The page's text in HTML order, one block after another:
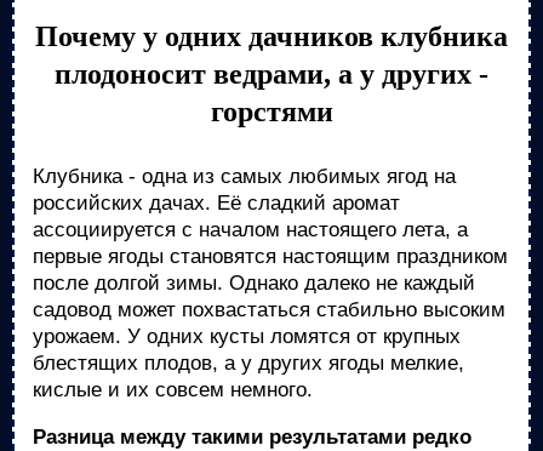
Почему у одних дачников клубника
плодоносит ведрами, а у других -
горстями
Клубника - одна из самых любимых ягод на
российских дачах. Её сладкий аромат
ассоциируется с началом настоящего лета, а
первые ягоды становятся настоящим праздником
после долгой зимы. Однако далеко не каждый
садовод может похвастаться стабильно высоким
урожаем. У одних кусты ломятся от крупных
блестящих плодов, а у других ягоды мелкие,
кислые и их совсем немного.
Разница между такими результатами редко